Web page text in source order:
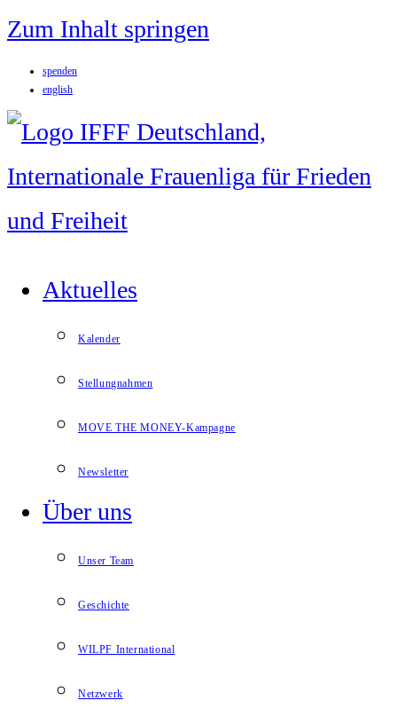
Zum Inhalt springen
spenden
english
Aktuelles
Kalender
Stellungnahmen
MOVE THE MONEY-Kampagne
Newsletter
Über uns
Unser Team
Geschichte
WILPF International
Netzwerk